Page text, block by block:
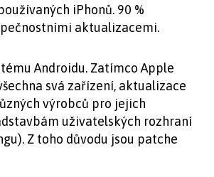
iPhonů. 90 %
aktualizacemi.
Androidu. Zatímco Apple
svá zařízení, aktualizace
výrobců pro jejich
uživatelských rozhraní
Z toho důvodu jsou patche